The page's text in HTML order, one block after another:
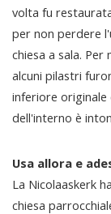
volta fu
per non perdere
chiesa a sala.
alcuni pilastri
inferiore originale
dell'interno è
Usa allora e
La Nicolaaskerk
chiesa